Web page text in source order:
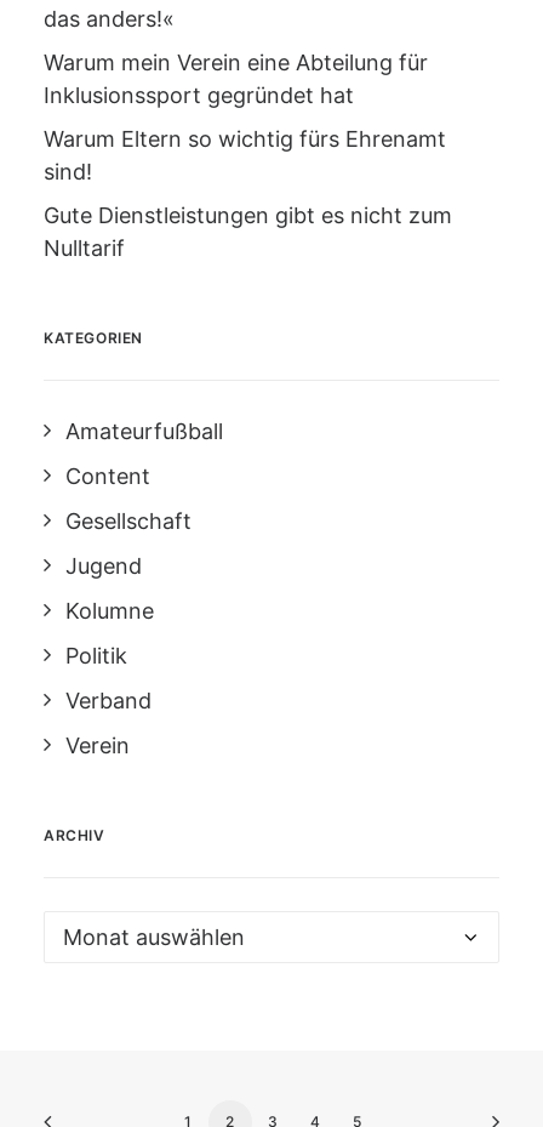
das anders!«
Warum mein Verein eine Abteilung für
Inklusionssport gegründet hat
Warum Eltern so wichtig fürs Ehrenamt
sind!
Gute Dienstleistungen gibt es nicht zum
Nulltarif
KATEGORIEN
Amateurfußball
Content
Gesellschaft
Jugend
Kolumne
Politik
Verband
Verein
ARCHIV
Archiv
1 2 3 4 5